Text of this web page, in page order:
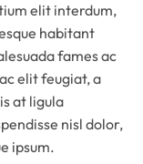
elit interdum,
habitant
fames ac
elit feugiat, a
at ligula
nisl dolor,
ipsum.